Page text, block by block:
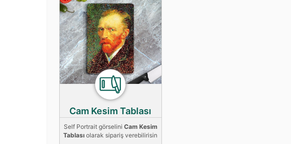
Cam Kesim Tablası
Self Portrait görselini Cam Kesim
Tablası olarak sipariş verebilirisin